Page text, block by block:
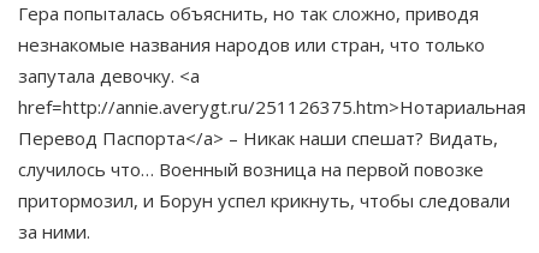
Гера попыталась объяснить, но так сложно, приводя
незнакомые названия народов или стран, что только
запутала девочку. <a
href=http://annie.averygt.ru/251126375.htm>Нотариальная
Перевод Паспорта</a> – Никак наши спешат? Видать,
случилось что… Военный возница на первой повозке
притормозил, и Борун успел крикнуть, чтобы следовали
за ними.